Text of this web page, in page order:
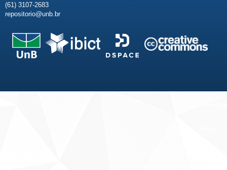
(61) 3107-2683
repositorio@unb.br